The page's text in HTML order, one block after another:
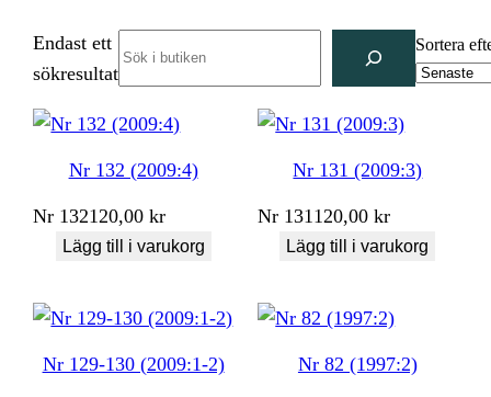
Endast ett
sökresultat
Sortera
Nr 132 (2009:4)
Nr 132120,00kr
Lägg till i varukorg
Nr 131 (2009:3)
Nr 131 120,00kr
Lägg till i varukorg
Nr 129-130 (2009:1-2) Nr 82 (1997:2)